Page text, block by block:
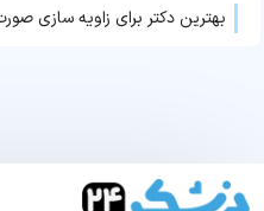
بهترین دکتر برای زاویه سازی